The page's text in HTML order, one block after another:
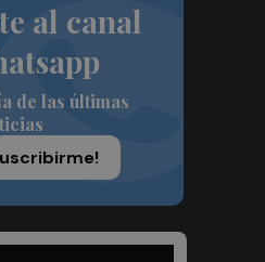
al canal
de las últimas